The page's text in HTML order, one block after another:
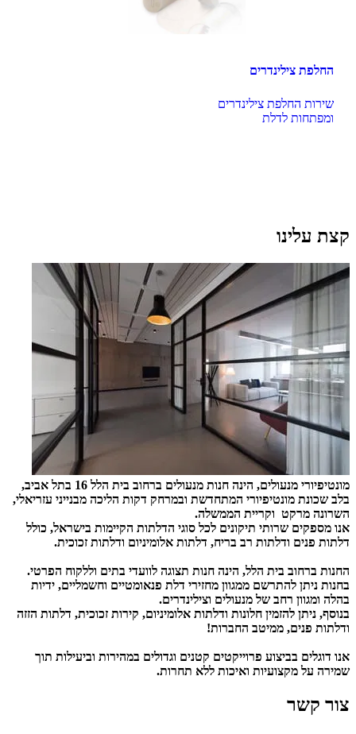
החלפת צילינדרים
ומפתחות לדלת
קצת עלינו
מונטיפיורי מנעולים, הינה חנות מנעולים ברחוב בית הלל 16 בתל אביב,
בלב שכונת מונטיפיורי המתחדשת ובמרחק דקות הליכה מבנייני עזריאלי,
השרונה מרקט וקריית הממשלה.
אנו מספקים שרותי תיקונים לכל סוגי הדלתות הקיימות בישראל, כולל
דלתות פנים ודלתות רב בריח, דלתות אלומיניום ודלתות זכוכית.
החנות ברחוב בית הלל, הינה חנות תצוגה לוועדי בתים וללקוח הפרטי.
בחנות ניתן להתרשם ממגוון מחזירי דלת פנאומטיים וחשמליים, ידיות
בהלה ומגוון רחב של מנעולים וצילינדרים.
בנוסף, ניתן להזמין חלונות ודלתות אלומיניום, קירות זכוכית, דלתות הזזה
ודלתות פנים, ממיטב החברות!
אנו דוגלים בביצוע פרוייקטים קטנים וגדולים במהירות וביעילות תוך
שמירה על מקצועיות ואיכות ללא תחרות.
צור קשר